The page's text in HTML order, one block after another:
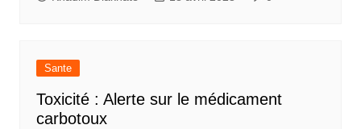
Sante
Toxicité : Alerte sur le médicament
carbotoux